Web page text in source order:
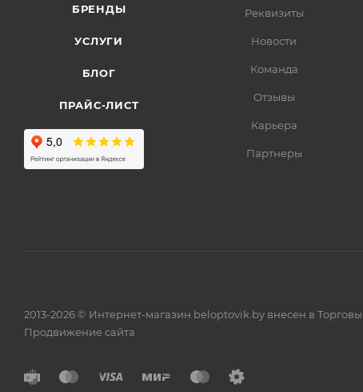
БРЕНДЫ
УСЛУГИ
БЛОГ
ПРАЙС-ЛИСТ
Реквизиты
Новости
Команда
Отзывы
Карьера
Партнеры
2013-2026 © Интернет-магазин beloptovik.by внесен в
Продвижение сайта